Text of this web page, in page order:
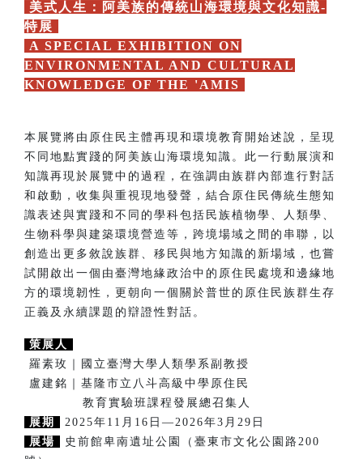
美式人生：阿美族的傳統山海環境與文化知識-
特展
A SPECIAL EXHIBITION ON
ENVIRONMENTAL AND CULTURAL
KNOWLEDGE OF THE 'AMIS
本展覽將由原住民主體再現和環境教育開始述說，呈現
不同地點實踐的阿美族山海環境知識。此一行動展演和
知識再現於展覽中的過程，在強調由族群內部進行對話
和啟動，收集與重視現地發聲，結合原住民傳統生態知
識表述與實踐和不同的學科包括民族植物學、人類學、
生物科學與建築環境營造等，跨境場域之間的串聯，以
創造出更多敘說族群、移民與地方知識的新場域，也嘗
試開啟出一個由臺灣地緣政治中的原住民處境和邊緣地
方的環境韌性，更朝向一個關於普世的原住民族群生存
正義及永續課題的辯證性對話。
策展人
羅素玫｜國立臺灣大學人類學系副教授
盧建銘｜基隆市立八斗高級中學原住民
教育實驗班課程發展總召集人
展期
2025年11月16日—2026年3月29日
展場
史前館卑南遺址公園（臺東市文化公園路200